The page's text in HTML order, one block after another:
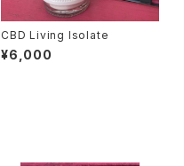
CBD Living Isolate
¥6,000